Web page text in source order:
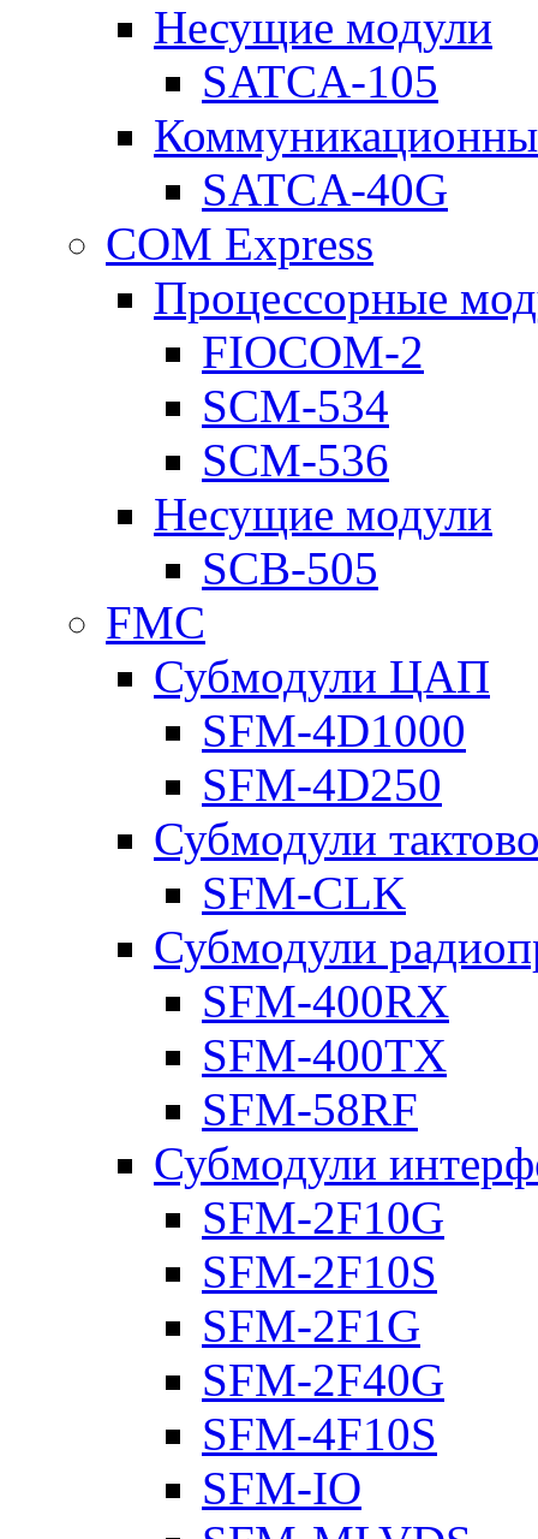
Несущие модули
SATCA-105
SATCA-40G
COM Express
Процессорные
FIOCOM-2
SCM-534
SCM-536
Несущие модули
SCB-505
FMC
Субмодули ЦАП
SFM-4D1000
SFM-4D250
Субмодули
SFM-CLK
Субмодули
SFM-400RX
SFM-400TX
SFM-58RF
Субмодули
SFM-2F10G
SFM-2F10S
SFM-2F1G
SFM-2F40G
SFM-4F10S
SFM-IO